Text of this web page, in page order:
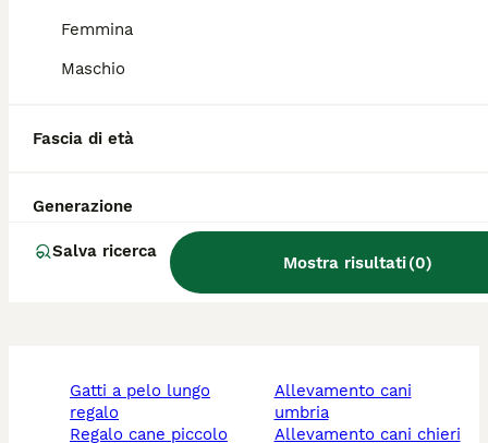
Femmina
Maschio
Fascia di età
Generazione
Salva ricerca
Mostra risultati(0)
Qual è la taglia di un Tosa
gatti a pelo lungo
regalo
regalo cane piccolo
allevamento cani
umbria
allevamento cani chieri